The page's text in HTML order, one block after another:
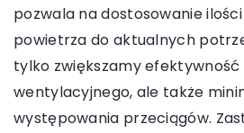
pozwala na dostosowanie
powietrza do aktualnych
tylko zwiększamy efektywność
wentylacyjnego, ale także
występowania przeciągów.